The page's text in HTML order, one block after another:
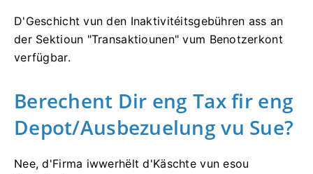
D'Geschicht vun den Inaktivitéitsgebühren ass an
der Sektioun "Transaktiounen" vum Benotzerkont
verfügbar.
Berechent Dir eng Tax fir eng
Depot/Ausbezuelung vu Sue?
Nee, d'Firma iwwerhëlt d'Käschte vun esou